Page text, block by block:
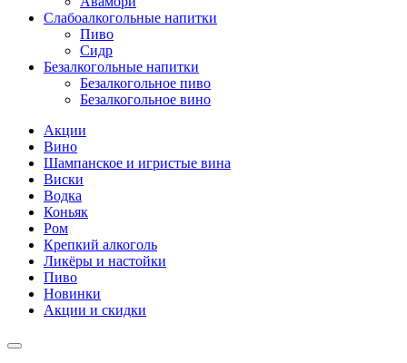
Слабоалкогольные напитки
Пиво
Сидр
Безалкогольные напитки
Безалкогольное пиво
Безалкогольное вино
Акции
Вино
Шампанское и игристые вина
Виски
Водка
Коньяк
Ром
Крепкий алкоголь
Ликёры и настойки
Пиво
Новинки
Акции и скидки